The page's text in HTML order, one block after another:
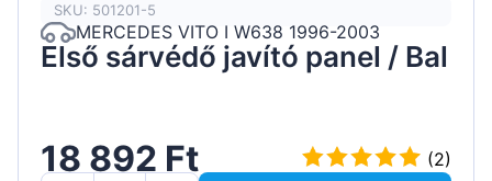
SKU: 501201-5
MERCEDES VITO I W638 1996-2003
Első sárvédő javító panel / Bal
18 892 Ft
(2)